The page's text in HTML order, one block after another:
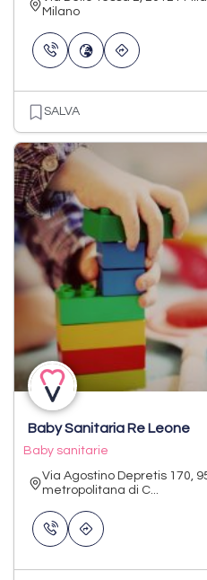
Milano
SALVA
Baby Sanitaria Re Leone
Baby sanitarie
Via Agostino Depretis 170,
metropolitana di C...